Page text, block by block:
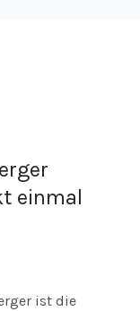
einmal
ist die